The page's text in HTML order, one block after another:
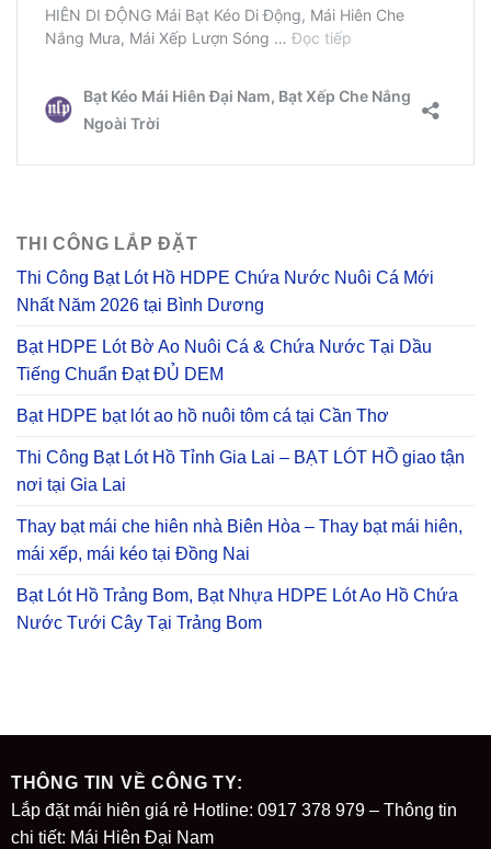
THI CÔNG LẮP ĐẶT
Thi Công Bạt Lót Hồ HDPE Chứa Nước Nuôi Cá Mới
Nhất Năm 2026 tại Bình Dương
Bạt HDPE Lót Bờ Ao Nuôi Cá & Chứa Nước Tại Dầu
Tiếng Chuẩn Đạt ĐỦ DEM
Bạt HDPE bạt lót ao hồ nuôi tôm cá tại Cần Thơ
Thi Công Bạt Lót Hồ Tỉnh Gia Lai – BẠT LÓT HỒ giao tận
nơi tại Gia Lai
Thay bạt mái che hiên nhà Biên Hòa – Thay bạt mái hiên,
mái xếp, mái kéo tại Đồng Nai
Bạt Lót Hồ Trảng Bom, Bạt Nhựa HDPE Lót Ao Hồ Chứa
Nước Tưới Cây Tại Trảng Bom
THÔNG TIN VỀ CÔNG TY:
Lắp đặt mái hiên giá rẻ Hotline: 0917 378 979 – Thông tin
chi tiết: Mái Hiên Đại Nam